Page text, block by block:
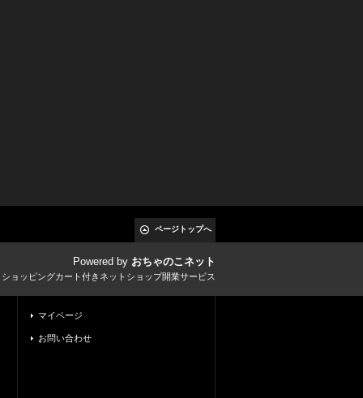
ページトップへ
Powered by おちゃのこネット
ョッピングカート付きネットショップ開業サービス
マイページ
お問い合わせ